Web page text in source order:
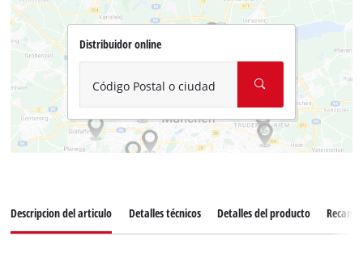
Distribuidor online
Código Postal o ciudad
Descripcion del articulo Detalles técnicos Detalles del producto